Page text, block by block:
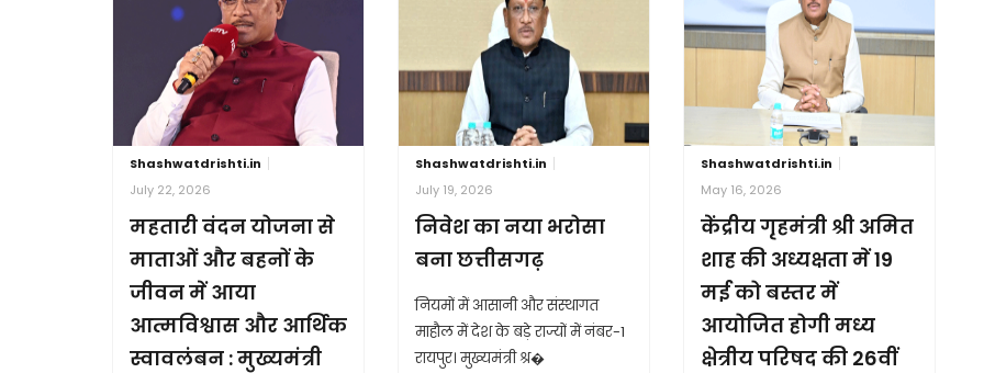
Shashwatdrishti.in
July 22, 2026
महतारी वंदन योजना से
माताओं और बहनों के
जीवन में आया
आत्मविश्वास और आर्थिक
स्वावलंबन : मुख्यमंत्री
Shashwatdrishti.in
July 19, 2026
निवेश का नया भरोसा
बना छत्तीसगढ़
नियमों में आसानी और संस्थागत
माहौल में देश के बड़े राज्यों में नंबर-1
रायपुर। मुख्यमंत्री श्र�
Shashwatdrishti.in
May 16, 2026
केंद्रीय गृहमंत्री श्री अमित
शाह की अध्यक्षता में 19
मई को बस्तर में
आयोजित होगी मध्य
क्षेत्रीय परिषद की 26वीं